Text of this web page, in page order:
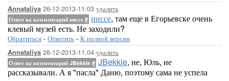
Annataliya 26-12-2013-11:03 удалить
Ответ на комментарий ниссе # ниссе, там еще в Егорьевске очень
клевый музей есть. Не заходили?
Обратиться - Ответить - К полной версии
Annataliya 26-12-2013-11:04 удалить
Ответ на комментарий JBekkie # JBekkie, не, Юль, не
рассказывали. А я "пасла" Даню, поэтому сама не успела